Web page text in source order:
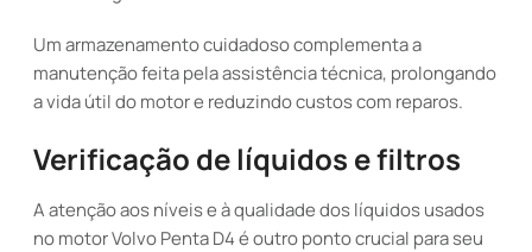
Um armazenamento cuidadoso complementa a
manutenção feita pela assistência técnica, prolongando
a vida útil do motor e reduzindo custos com reparos.
Verificação de líquidos e filtros
A atenção aos níveis e à qualidade dos líquidos usados
no motor Volvo Penta D4 é outro ponto crucial para seu